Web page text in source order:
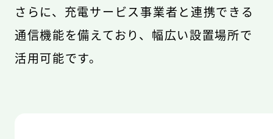
さらに、充電サービス事業者と連携できる
通信機能を備えており、幅広い設置場所で
活用可能です。